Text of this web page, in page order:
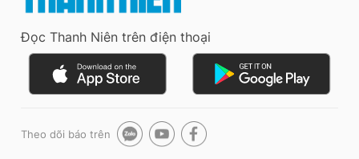
Đọc Thanh Niên trên điện thoại
Theo dõi báo trên